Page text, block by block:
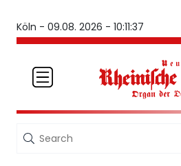
Köln - 09.08. 2026 - 10:11:37